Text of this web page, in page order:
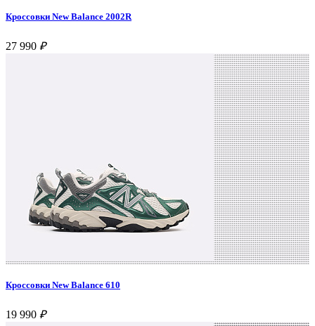
Кроссовки New Balance 2002R
27 990 ₽
Кроссовки New Balance 610
19 990 ₽